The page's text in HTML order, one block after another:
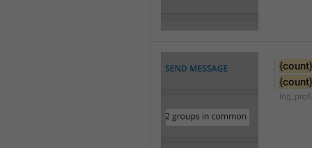
{count}
{count}